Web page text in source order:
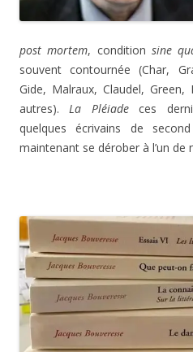
post mortem, condition sine
souvent contournée (Char,
Gide, Malraux, Claudel, Green,
autres).La Pléiadeces
quelques écrivains de
maintenant se dérober à l’un de